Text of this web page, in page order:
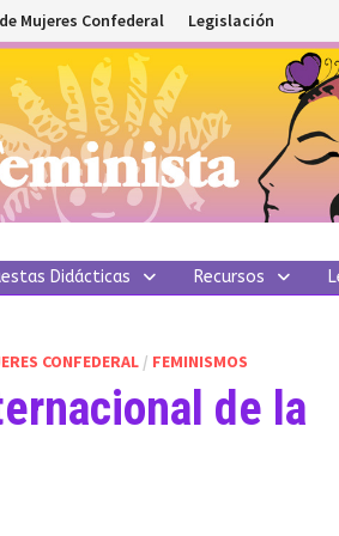
Mujeres Confederal Legislación
Didácticas Recursos
CONFEDERAL / FEMINISMOS
de la